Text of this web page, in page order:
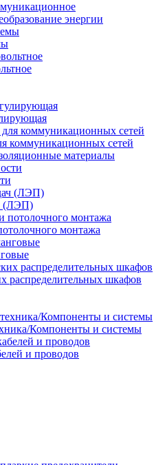
энергии
коммуникационных сетей
материалы
(ЛЭП)
монтажа
распределительных шкафов
Компоненты и системы
и проводов